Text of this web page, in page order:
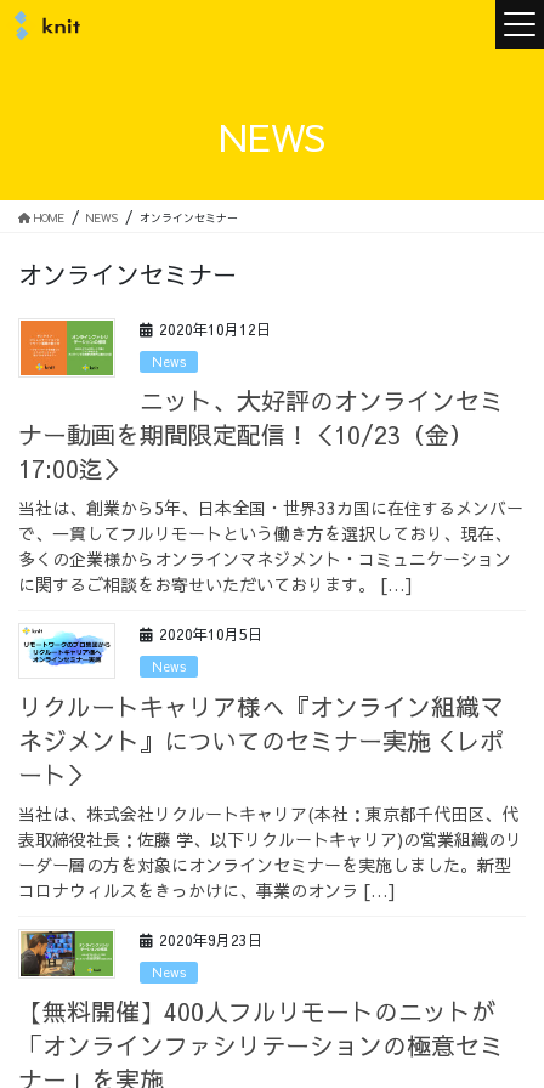
メンバー 会社概要
サービス
採用情報
採用情報トップ チームインタビュー01
チームインタビュー02 チームインタビュー03
NEWS
HOME NEWS オンラインセミナー
オンラインセミナー
2020年10月12日
News
ニット、大好評のオンラインセミ
ナー動画を期間限定配信！＜10/23（金）
17:00迄＞
当社は、創業から5年、日本全国・世界33カ国に在住するメンバー
で、一貫してフルリモートという働き方を選択しており、現在、
多くの企業様からオンラインマネジメント・コミュニケーション
に関するご相談をお寄せいただいております。 […]
2020年10月5日
News
リクルートキャリア様へ『オンライン組織マ
ネジメント』についてのセミナー実施＜レポ
ート＞
当社は、株式会社リクルートキャリア(本社：東京都千代田区、代
表取締役社長：佐藤 学、以下リクルートキャリア)の営業組織のリ
ーダー層の方を対象にオンラインセミナーを実施しました。新型
コロナウィルスをきっかけに、事業のオンラ […]
2020年9月23日
News
【無料開催】400人フルリモートのニットが
「オンラインファシリテーションの極意セミ
ナー」を実施